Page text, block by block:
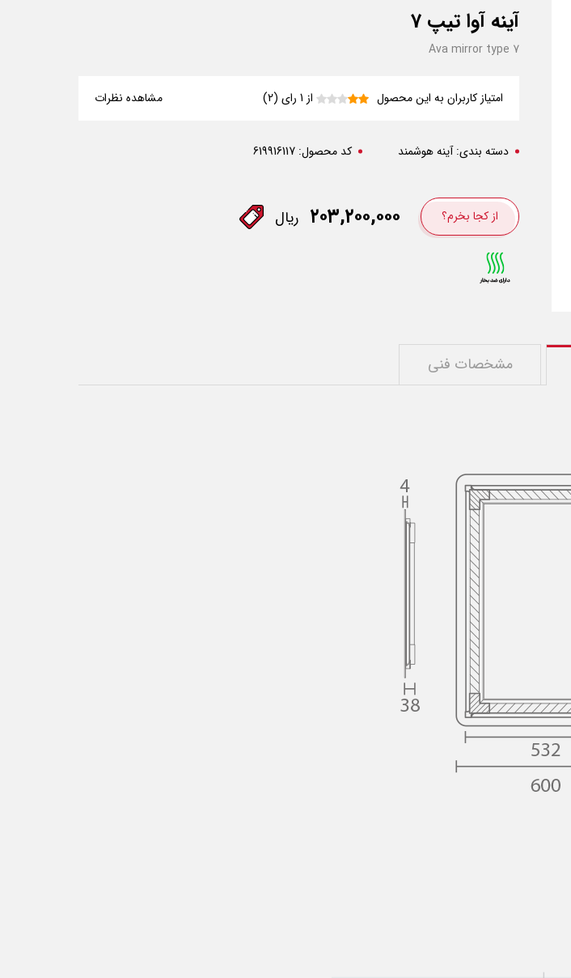
آینه آوا تیپ 7
Ava mirror type 7
امتیاز کاربران به این محصول از 1 رای (2) مشاهده نظرات
دسته بندی:آینه هوشمند کد محصول: 619916117
از کجا بخرم؟ ۲۰۳,۲۰۰,۰۰۰ ریال
مشخصات فنی